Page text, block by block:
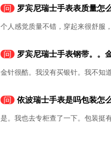
问 罗宾尼瑞士手表表质量怎
个人感觉质量不错，穿起来很舒服
问 罗宾尼瑞士手表钢带。。
金针很酷。我没有买银针。我不知
问 依波瑞士手表是吗包装怎
是。我也去专柜查了一下。包装挺